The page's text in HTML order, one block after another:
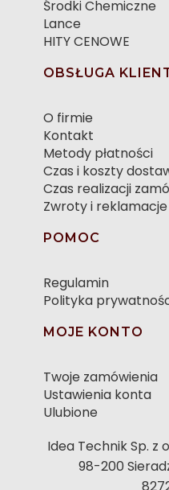
Środki Chemiczne
Lance
HITY CENOWE
OBSŁUGA
O firmie
Kontakt
Metody płatności
Czas i koszty
Czas realizacji
Zwroty i reklamacje
POMOC
Regulamin
Polityka
MOJE KONTO
Twoje zamówienia
Ustawienia konta
Ulubione
Idea Technik Sp. z
98-200